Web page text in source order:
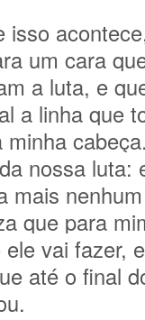
isso
um cara
a luta, e
a linha que
nossa luta:
mais
que para
vai fazer,
até o final